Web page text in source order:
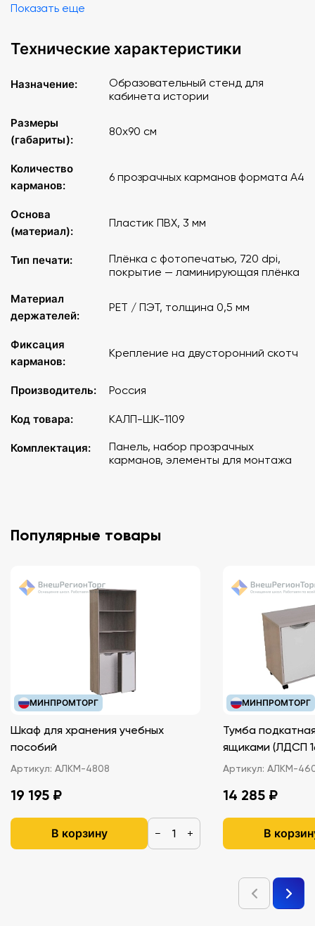
Показать еще
Технические характеристики
Назначение:
Образовательный стенд для
кабинета истории
Размеры
(габариты):
80х90 см
Количество
карманов:
6 прозрачных карманов формата A4
Основа
(материал):
Пластик ПВХ, 3 мм
Тип печати:
Плёнка с фотопечатью, 720 dpi,
покрытие — ламинирующая плёнка
Материал
держателей:
PET / ПЭТ, толщина 0,5 мм
Фиксация
карманов:
Крепление на двусторонний скотч
Производитель: Россия
Код товара: КАЛП-ШК-1109
Комплектация:
Панель, набор прозрачных
карманов, элементы для монтажа
Популярные товары
МИНПРОМТОРГ
Шкаф для хранения учебных
пособий
Артикул: АЛКМ-4808
19 195 ₽
В корзину − +
МИНПРОМТОРГ
Тумба
ящиками
Артикул: АЛКМ-
14 285 ₽
В